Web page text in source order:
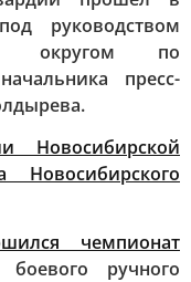
руководством
округом по
пресс-
Новосибирской
Новосибирского
чемпионат
боевого ручного